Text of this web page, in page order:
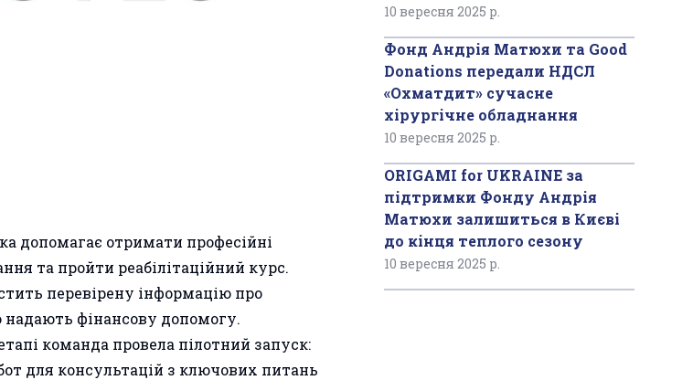
допомагає отримати професійні
та пройти реабілітаційний курс.
перевірену інформацію про
надають фінансову допомогу.
команда провела пілотний запуск:
для консультацій з ключових питань
10 вересня 2025 р.
Фонд Андрія Матюхи та Good
Donations передали НДСЛ
«Охматдит» сучасне
хірургічне обладнання
10 вересня 2025 р.
ORIGAMI for UKRAINE за
підтримки Фонду Андрія
Матюхи залишиться в Києві
до кінця теплого сезону
10 вересня 2025 р.